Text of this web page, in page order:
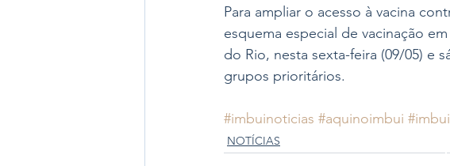
Para ampliar o acesso à vacina
esquema especial de vacinação
do Rio, nesta sexta-feira (09/05) e
grupos prioritários.
#imbuinoticias #aquinoimbui #imbui
NOTÍCIAS